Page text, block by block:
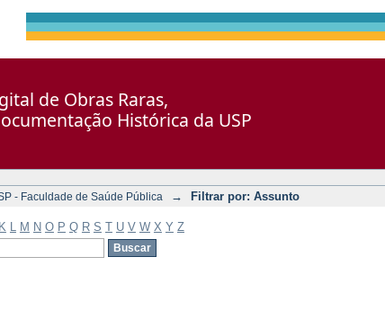
de Obras Raras,
Histórica da USP
- Faculdade de Saúde Pública → Filtrar por: Assunto
K M N O P Q R S T U V W X Y Z